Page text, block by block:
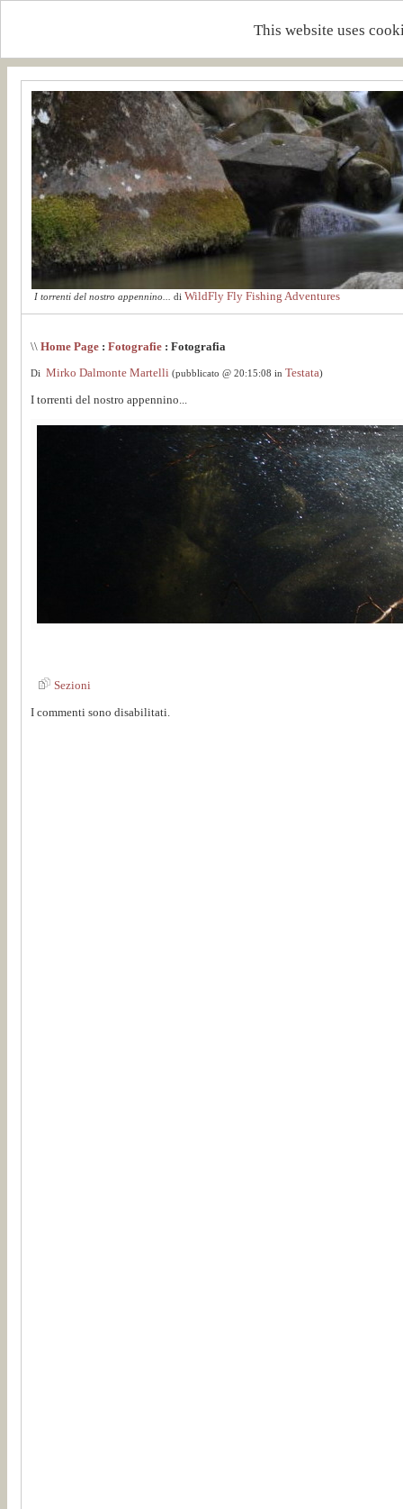
This website uses
I torrenti del nostro appennino... di WildFly Fly Fishing Adventures
\\ Home Page : Fotografie : Fotografia
Di Mirko Dalmonte Martelli (pubblicato @ 20:15:08 in Testata)
I torrenti del nostro appennino...
Sezioni
I commenti sono disabilitati.